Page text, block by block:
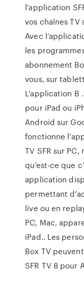
l'application
vos chaînes TV
Avec
les
abonnement
vous, sur
L’application
pour iPad ou
Android sur
fonctionne
TV SFR sur
qu’est-ce que
application
permettant
live ou en
PC, Mac,
iPad.. Les
Box TV
SFR TV 8 pour